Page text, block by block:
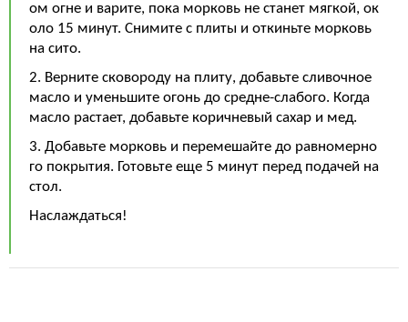
ом огне и варите, пока морковь не станет мягкой, ок
оло 15 минут. Снимите с плиты и откиньте морковь
на сито.
2. Верните сковороду на плиту, добавьте сливочное
масло и уменьшите огонь до средне-слабого. Когда
масло растает, добавьте коричневый сахар и мед.
3. Добавьте морковь и перемешайте до равномерно
го покрытия. Готовьте еще 5 минут перед подачей на
стол.
Наслаждаться!